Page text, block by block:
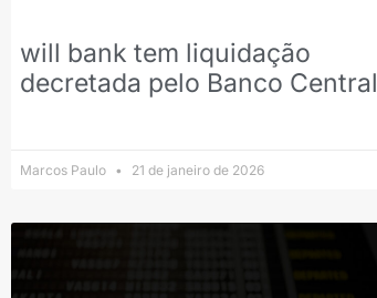
will bank tem liquidação
decretada pelo Banco Central
Marcos Paulo 21 de janeiro de 2026